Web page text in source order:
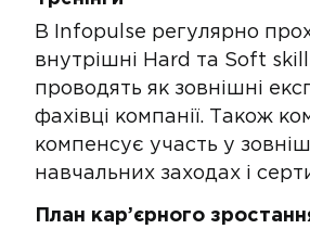
​В Infopulse регулярно
внутрішні Hard та Soft
проводять як зовнішні
фахівці компанії. Також
компенсує участь у
навчальних заходах і
План кар’єрного